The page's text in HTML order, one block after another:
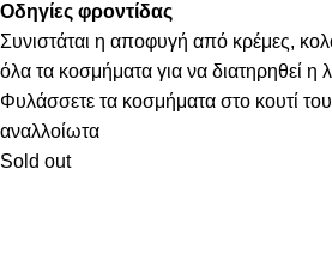
Οδηγίες φροντίδας
Συνιστάται η αποφυγή από κρέμες,
όλα τα κοσμήματα για να διατηρηθεί η
Φυλάσσετε τα κοσμήματα στο κουτί
αναλλοίωτα
Sold out